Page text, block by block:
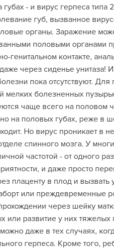
губах - и вирус герпеса
губ, вызванное
органы. Заражение
половыми органами
генитальном контакте,
через сиденье унитаза!
пока отсутствуют. Для
мелких болезненных
чаще всего на половом
на половых губах, реже в
Но вирус проникает в
спинного мозга. У
частотой - от одного
и даже просто
плаценту в плод и
или преждевременные
через шейку
или развитие у них
даже в тех случаях,
герпеса. Кроме того,